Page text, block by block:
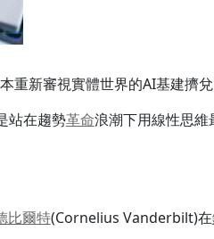
新審視實體世界的AI基建擠兌
站在趨勢革命浪潮下用線性思維
比爾特(Cornelius Vanderbilt)在